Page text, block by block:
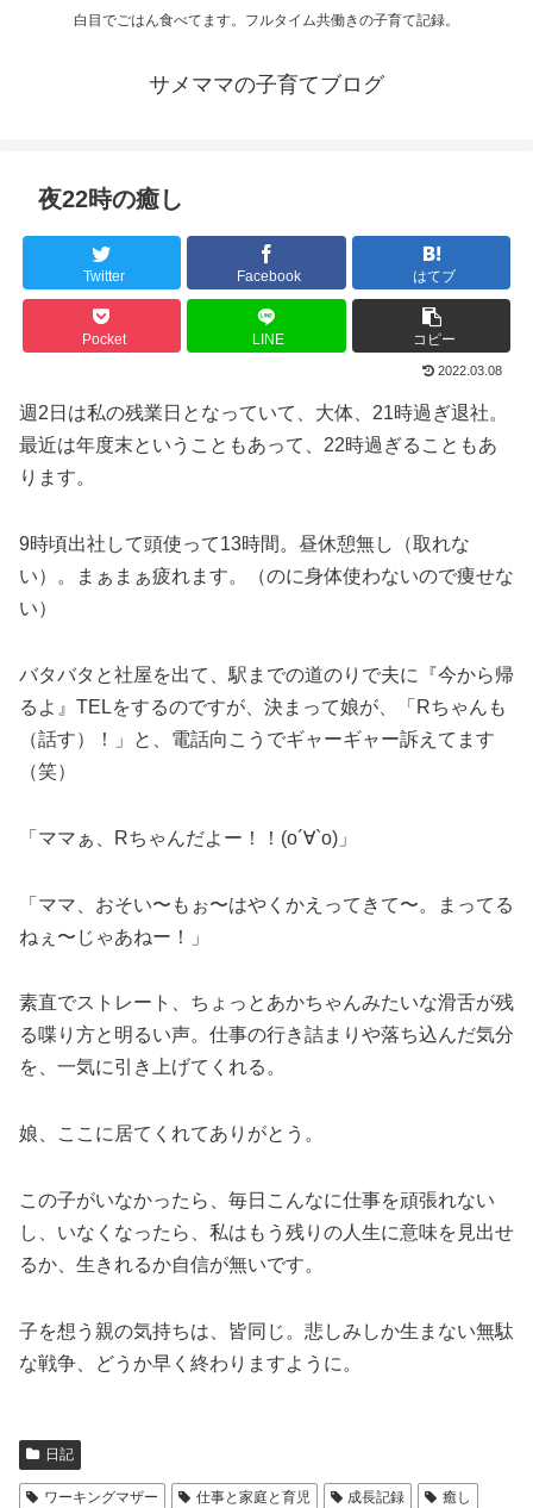
白目でごはん食べてます。フルタイム共働きの子育て記録。
サメママの子育てブログ
夜22時の癒し
Twitter Facebook はてブ
Pocket LINE コピー
2022.03.08
週2日は私の残業日となっていて、大体、21時過ぎ退社。
最近は年度末ということもあって、22時過ぎることもあ
ります。
9時頃出社して頭使って13時間。昼休憩無し（取れな
い）。まぁまぁ疲れます。（のに身体使わないので痩せな
い）
バタバタと社屋を出て、駅までの道のりで夫に『今から帰
るよ』TELをするのですが、決まって娘が、「Rちゃんも
（話す）！」と、電話向こうでギャーギャー訴えてます
（笑）
「ママぁ、Rちゃんだよー！！(о´∀`о)」
「ママ、おそい〜もぉ〜はやくかえってきて〜。まってる
ねぇ〜じゃあねー！」
素直でストレート、ちょっとあかちゃんみたいな滑舌が残
る喋り方と明るい声。仕事の行き詰まりや落ち込んだ気分
を、一気に引き上げてくれる。
娘、ここに居てくれてありがとう。
この子がいなかったら、毎日こんなに仕事を頑張れない
し、いなくなったら、私はもう残りの人生に意味を見出せ
るか、生きれるか自信が無いです。
子を想う親の気持ちは、皆同じ。悲しみしか生まない無駄
な戦争、どうか早く終わりますように。
日記
ワーキングマザー 仕事と家庭と育児 成長記録 癒し